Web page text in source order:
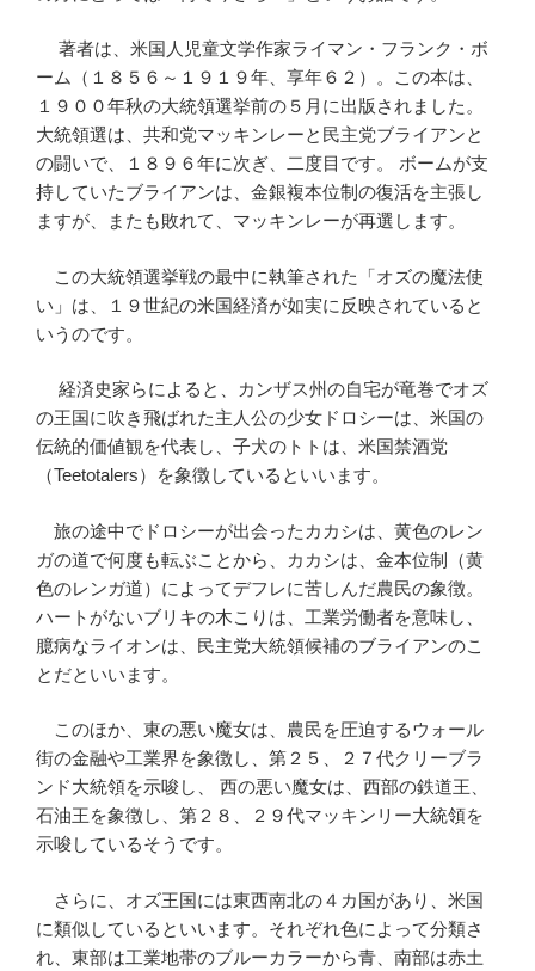
著者は、米国人児童文学作家ライマン・フランク・ボ
ーム（１８５６～１９１９年、享年６２）。この本は、
１９００年秋の大統領選挙前の５月に出版されました。
大統領選は、共和党マッキンレーと民主党ブライアンと
の闘いで、１８９６年に次ぎ、二度目です。 ボームが支
持していたブライアンは、金銀複本位制の復活を主張し
ますが、またも敗れて、マッキンレーが再選します。
この大統領選挙戦の最中に執筆された「オズの魔法使
い」は、１９世紀の米国経済が如実に反映されていると
いうのです。
経済史家らによると、カンザス州の自宅が竜巻でオズ
の王国に吹き飛ばれた主人公の少女ドロシーは、米国の
伝統的価値観を代表し、子犬のトトは、米国禁酒党
（Teetotalers）を象徴しているといいます。
旅の途中でドロシーが出会ったカカシは、黄色のレン
ガの道で何度も転ぶことから、カカシは、金本位制（黄
色のレンガ道）によってデフレに苦しんだ農民の象徴。
ハートがないブリキの木こりは、工業労働者を意味し、
臆病なライオンは、民主党大統領候補のブライアンのこ
とだといいます。
このほか、東の悪い魔女は、農民を圧迫するウォール
街の金融や工業界を象徴し、第２５、２７代クリーブラ
ンド大統領を示唆し、 西の悪い魔女は、西部の鉄道王、
石油王を象徴し、第２８、２９代マッキンリー大統領を
示唆しているそうです。
さらに、オズ王国には東西南北の４カ国があり、米国
に類似しているといいます。それぞれ色によって分類さ
れ、東部は工業地帯のブルーカラーから青、南部は赤土